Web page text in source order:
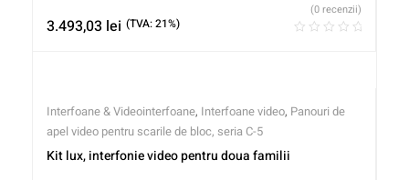
3.493,03 lei (TVA: 21%)
(0 recenzii)
Interfoane & Videointerfoane, Interfoane video, Panouri de
apel video pentru scarile de bloc, seria C-5
Kit lux, interfonie video pentru doua familii